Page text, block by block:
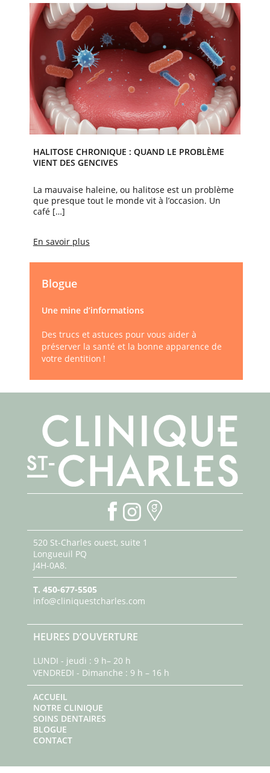
HALITOSE CHRONIQUE : QUAND LE PROBLÈME
VIENT DES GENCIVES
La mauvaise haleine, ou halitose est un problème
que presque tout le monde vit à l’occasion. Un
café […]
En savoir plus
Blogue
Une mine d’informations
Des trucs et astuces pour vous aider à
préserver la santé et la bonne apparence de
votre dentition !
520 St-Charles ouest, suite 1
Longueuil PQ
J4H-0A8.
T. 450-677-5505
info@cliniquestcharles.com
HEURES D’OUVERTURE
LUNDI - jeudi : 9 h– 20 h
VENDREDI - Dimanche : 9 h – 16 h
ACCUEIL
NOTRE CLINIQUE
SOINS DENTAIRES
BLOGUE
CONTACT